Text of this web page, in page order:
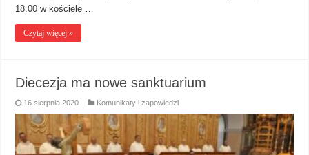
18.00 w kościele …
Czytaj więcej »
Diecezja ma nowe sanktuarium
16 sierpnia 2020 Komunikaty i zapowiedzi